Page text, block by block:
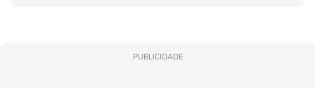
PUBLICIDADE